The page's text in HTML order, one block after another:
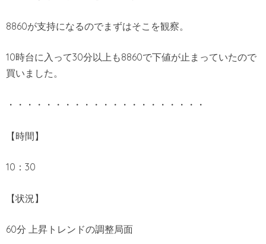
8860が支持になるのでまずはそこを観察。
10時台に入って30分以上も8860で下値が止まっていたので
買いました。
・・・・・・・・・・・・・・・・・・・・・
【時間】
10：30
【状況】
60分 上昇トレンドの調整局面